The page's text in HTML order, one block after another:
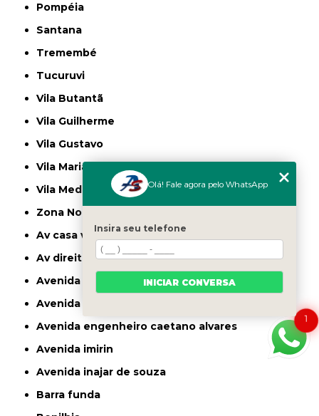
Pompéia
Santana
Tremembé
Tucuruvi
Vila Butantã
Vila Guilherme
Vila Gustavo
Vila Maria
Vila Medeiros
Zona Norte
av casa verde
av direitos humanos
avenida casa verde
avenida deputado emilio carlos
avenida engenheiro caetano alvares
avenida imirin
avenida inajar de souza
barra funda
1
Olá! Fale agora pelo WhatsApp
Insira seu telefone
INICIAR CONVERSA